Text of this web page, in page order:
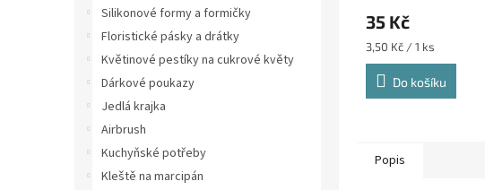
Silikonové formy a formičky
Floristické pásky a drátky
Květinové pestíky na cukrové květy
Dárkové poukazy
Jedlá krajka
Airbrush
Kuchyňské potřeby
Kleště na marcipán
35 Kč
Měrná
cena:
3,50 Kč / 1 ks
Do košíku
Popis